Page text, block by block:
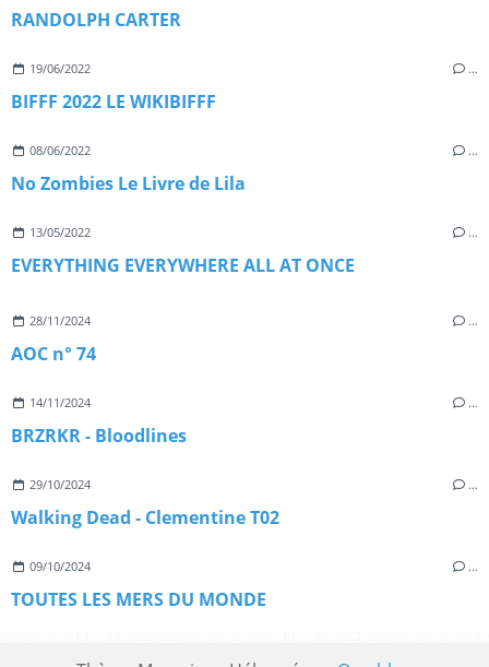
RANDOLPH CARTER
19/06/2022 …
BIFFF 2022 LE WIKIBIFFF
08/06/2022 …
No Zombies Le Livre de Lila
13/05/2022 …
EVERYTHING EVERYWHERE ALL AT ONCE
28/11/2024 …
AOC n° 74
14/11/2024 …
BRZRKR - Bloodlines
29/10/2024 …
Walking Dead - Clementine T02
09/10/2024 …
TOUTES LES MERS DU MONDE